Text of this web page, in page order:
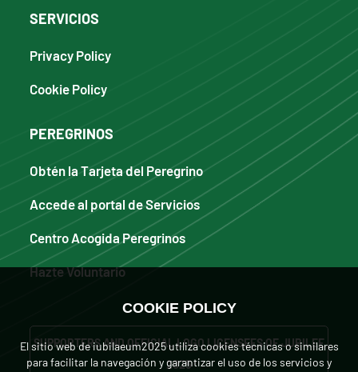
SERVICIOS
Privacy Policy
Cookie Policy
PEREGRINOS
Obtén la Tarjeta del Peregrino
Accede al portal de Servicios
Centro Acogida Peregrinos
Hazte Voluntario
SUPPORTERS AND OFFICIAL LOGO LICENSEES OF JUBILEE
2025
COOKIE POLICY
El sitio web de iubilaeum2025 utiliza cookies técnicas o similares
para facilitar la navegación y garantizar el uso de los servicios y